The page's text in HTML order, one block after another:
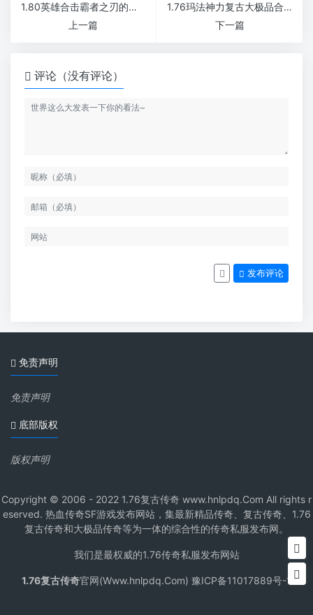
1.80英雄合击霸者之刃的属性如何
上一篇
1.76玛法神力复古大极品合击传奇随机倍攻属性
下一篇
评论（没有评论）
发布评论
免责声明
免责声明
底部版权
版权声明
Copyright © 2006 - 2022 1.76复古传奇 www.hnlpdq.Com All rights r
eserved. 热血传奇SF游戏发布网站，集最新精品传奇、复古传奇、1.76
复古传奇和大极品传奇等为一体的综合性的传奇私服发布网。
我们是最权威的1.76传奇私服发布网站
1.76复古传奇官网(Www.hnlpdq.Com) 豫ICP备11017889号-1